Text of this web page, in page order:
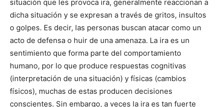
situación que les provoca ira, generalmente reaccionan a
dicha situación y se expresan a través de gritos, insultos
o golpes. Es decir, las personas buscan atacar como un
acto de defensa o huir de una amenaza. La ira es un
sentimiento que forma parte del comportamiento
humano, por lo que produce respuestas cognitivas
(interpretación de una situación) y físicas (cambios
físicos), muchas de estas producen decisiones
conscientes. Sin embargo, a veces la ira es tan fuerte